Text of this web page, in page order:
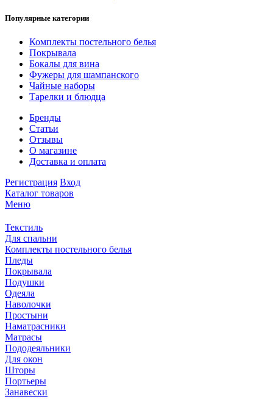
Популярные категории
Комплекты постельного белья
Покрывала
Бокалы для вина
Фужеры для шампанского
Чайные наборы
Тарелки и блюдца
Бренды
Статьи
Отзывы
О магазине
Доставка и оплата
Регистрация Вход
Каталог товаров
Меню
Текстиль
Для спальни
Комплекты постельного белья
Пледы
Покрывала
Подушки
Одеяла
Наволочки
Простыни
Наматрасники
Матрасы
Пододеяльники
Для окон
Шторы
Портьеры
Занавески